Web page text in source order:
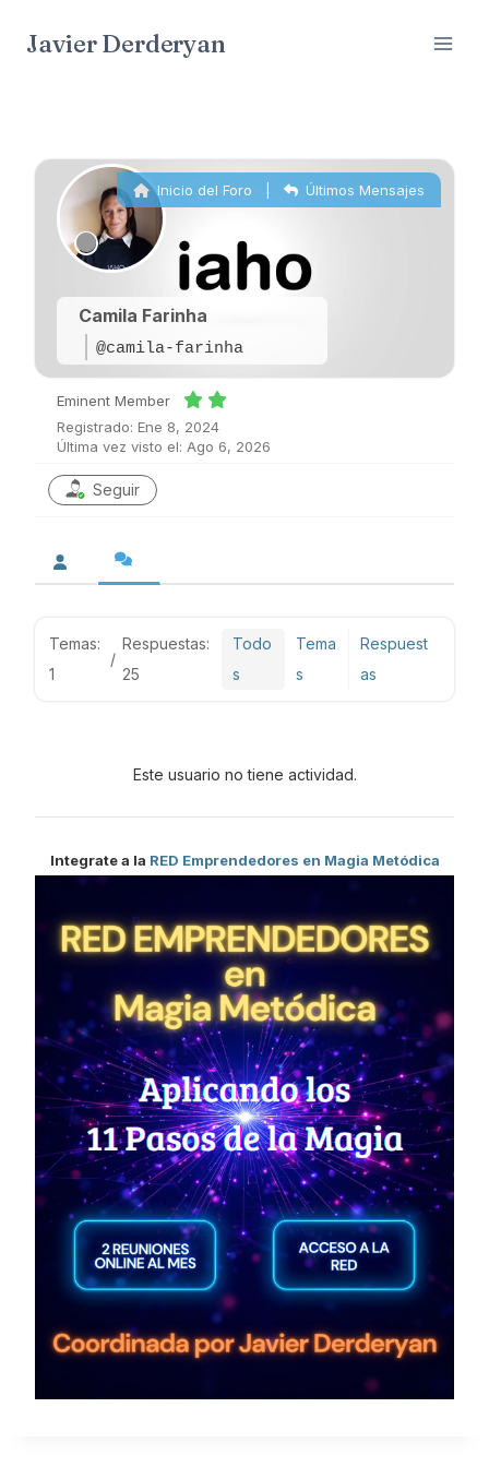
Javier Derderyan
Camila Farinha
@camila-farinha
Inicio del Foro Últimos Mensajes
Eminent Member
Registrado: Ene 8, 2024
Última vez visto el: Ago 6, 2026
Seguir
Temas:
1
/
Respuestas:
25
Todo
s
Tema
s
Respuest
as
Este usuario no tiene actividad.
Integrate a la RED Emprendedores en Magia Metódica